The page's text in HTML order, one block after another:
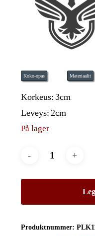
Koko-opas Materiaalit
Korkeus: 3cm
Leveys: 2cm
På lager
Produktnummer: